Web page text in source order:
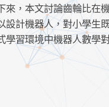
，本文討論齒輪比在
計機器人，對小學生
習環境中機器人數學